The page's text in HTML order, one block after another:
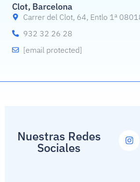
Clot, Barcelona
Carrer del Clot, 64, Entlo 1ª
932 32 26 28
[email protected]
Nuestras Redes
Sociales